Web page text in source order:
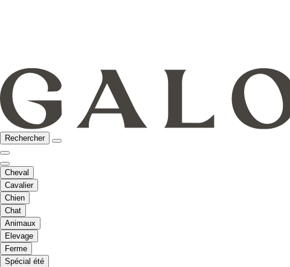
Rechercher
Cheval
Cavalier
Chien
Chat
Animaux
Elevage
Ferme
Spécial été